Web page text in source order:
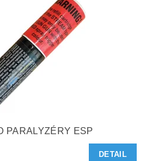
PARALYZÉRY ESP
DETAIL